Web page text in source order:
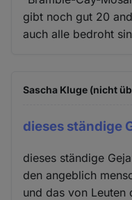
gibt noch gut 20
auch alle bedroht
Sascha Kluge (nicht
dieses ständige
dieses ständige
den angeblich
und das von Leuten